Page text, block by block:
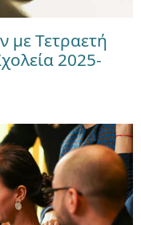
με Τετραετή
2025-